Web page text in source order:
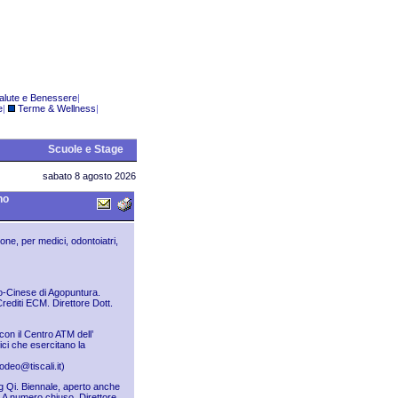
e Benessere|
| Terme & Wellness|
Scuole e Stage
sabato 8 agosto 2026
per medici, odontoiatri,
Cinese di Agopuntura.
ECM. Direttore Dott.
il Centro ATM dell’
che esercitano la
)
Qi. Biennale, aperto anche